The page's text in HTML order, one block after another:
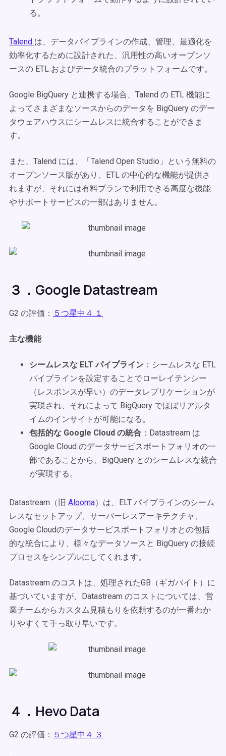
る。
Talend は、データパイプラインの作成、管理、最適化を
効率化するために設計された、汎用性の高いオープンソ
ースの ETL およびデータ統合のプラットフォームです。
Google BigQuery と連携する場合、Talend の ETL 機能に
よってさまざまなソースからのデータを BigQuery のデー
タウェアハウスにシームレスに統合することができま
す。
また、Talend には、「Talend Open Studio」という無料の
オープンソース版があり、ETL の中心的な機能が提供さ
れますが、それには有料プランで利用できる高度な機能
やサポートサービスの一部はありません。
３．Google Datastream
G2 の評価： ５つ星中４.１
主な機能
シームレスな ELT パイプライン ：シームレスな ETL
パイプラインを設定することでローレイテンシー
（レスポンスが早い）のデータレプリケーションが
実現され、それによって BigQuery でほぼリアルタ
イムのインサイトが可能になる。
包括的な Google Cloud の統合 ：Datastream は
Google Cloud のデータサービスポートフォリオの一
部であることから、BigQuery とのシームレスな統合
が実現する。
Datastream（旧 Alooma）は、ELT パイプラインのシーム
レスなセットアップ、サーバーレスアーキテクチャ、
Google Cloudのデータサービスポートフォリオとの包括
的な統合により、様々なデータソースと BigQuery の接続
プロセスをシンプルにしてくれます。
Datastream のコストは、処理されたGB（ギガバイト）に
基づいていますが、Datastream のコストについては、営
業チームからカスタム見積もりを依頼するのが一番わか
りやすくて手っ取り早いです。
４．Hevo Data
G2 の評価： ５つ星中４.３